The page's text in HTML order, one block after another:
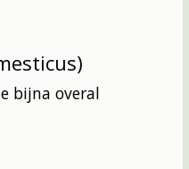
bijna overal